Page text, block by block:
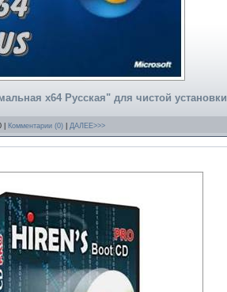
x64 Русская" для чистой установки
Комментарии (0) ДАЛЕЕ>>>